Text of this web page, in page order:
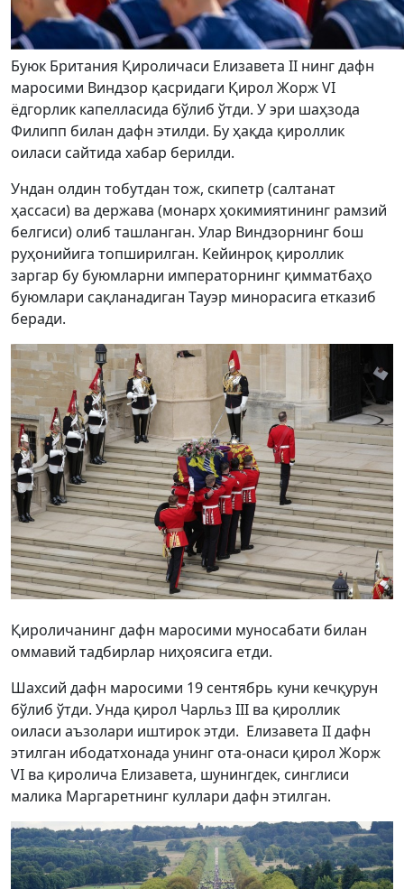
Буюк Британия Қироличаси Елизавета II нинг дафн
маросими Виндзор қасридаги Қирол Жорж VI
ёдгорлик капелласида бўлиб ўтди. У эри шаҳзода
Филипп билан дафн этилди. Бу ҳақда қироллик
оиласи сайтида хабар берилди.
Ундан олдин тобутдан тож, скипетр (салтанат
ҳассаси) ва держава (монарх ҳокимиятининг рамзий
белгиси) олиб ташланган. Улар Виндзорнинг бош
руҳонийига топширилган. Кейинроқ қироллик
заргар бу буюмларни императорнинг қимматбаҳо
буюмлари сақланадиган Тауэр минорасига етказиб
беради.
Қироличанинг дафн маросими муносабати билан
оммавий тадбирлар ниҳоясига етди.
Шахсий дафн маросими 19 сентябрь куни кечқурун
бўлиб ўтди. Унда қирол Чарльз III ва қироллик
оиласи аъзолари иштирок этди. Елизавета II дафн
этилган ибодатхонада унинг ота-онаси қирол Жорж
VI ва қиролича Елизавета, шунингдек, синглиси
малика Маргаретнинг куллари дафн этилган.